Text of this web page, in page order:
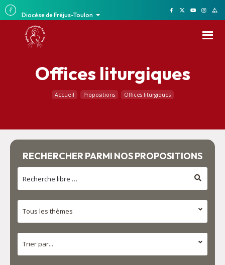
Diocèse de Fréjus-Toulon
Offices liturgiques
Accueil Propositions Offices liturgiques
RECHERCHER PARMI NOS PROPOSITIONS